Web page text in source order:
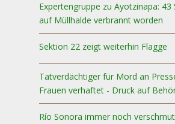
Expertengruppe zu Ayotzinapa:
auf Müllhalde verbrannt worden
Sektion 22 zeigt weiterhin Flagge
Tatverdächtiger für Mord an
Frauen verhaftet - Druck auf
Río Sonora immer noch